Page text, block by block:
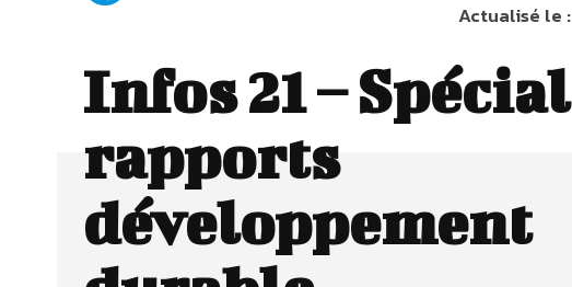
Actualisé le :
Infos 21 – Spécial
rapports
développement